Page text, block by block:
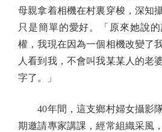
母親拿着相機在村裏穿梭，深知
只是簡單的愛好。「原來她說
權，我現在因為一個相機改變了
人看到我，不會叫我某某人的老
字了。」
40年間，這支鄉村婦女攝影
期邀請專家講課，經常組織采風